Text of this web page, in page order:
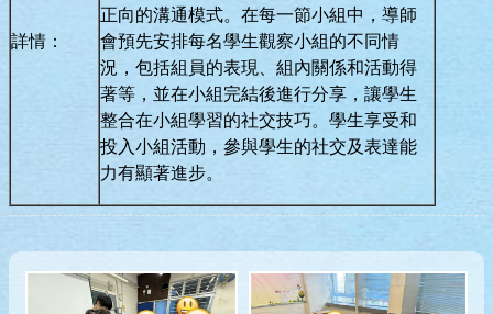
詳情：
正向的溝通模式。在每一節小組中，導師
會預先安排每名學生觀察小組的不同情
況，包括組員的表現、組內關係和活動得
著等，並在小組完結後進行分享，讓學生
整合在小組學習的社交技巧。學生享受和
投入小組活動，參與學生的社交及表達能
力有顯著進步。